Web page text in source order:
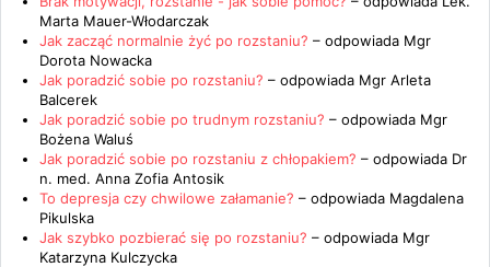
Marta Mauer-Włodarczak
Jak zacząć normalnie żyć po rozstaniu? – odpowiada Mgr
Dorota Nowacka
Jak poradzić sobie po rozstaniu? – odpowiada Mgr Arleta
Balcerek
Jak poradzić sobie po trudnym rozstaniu? – odpowiada Mgr
Bożena Waluś
Jak poradzić sobie po rozstaniu z chłopakiem? – odpowiada Dr
n. med. Anna Zofia Antosik
To depresja czy chwilowe załamanie? – odpowiada Magdalena
Pikulska
Jak szybko pozbierać się po rozstaniu? – odpowiada Mgr
Katarzyna Kulczycka